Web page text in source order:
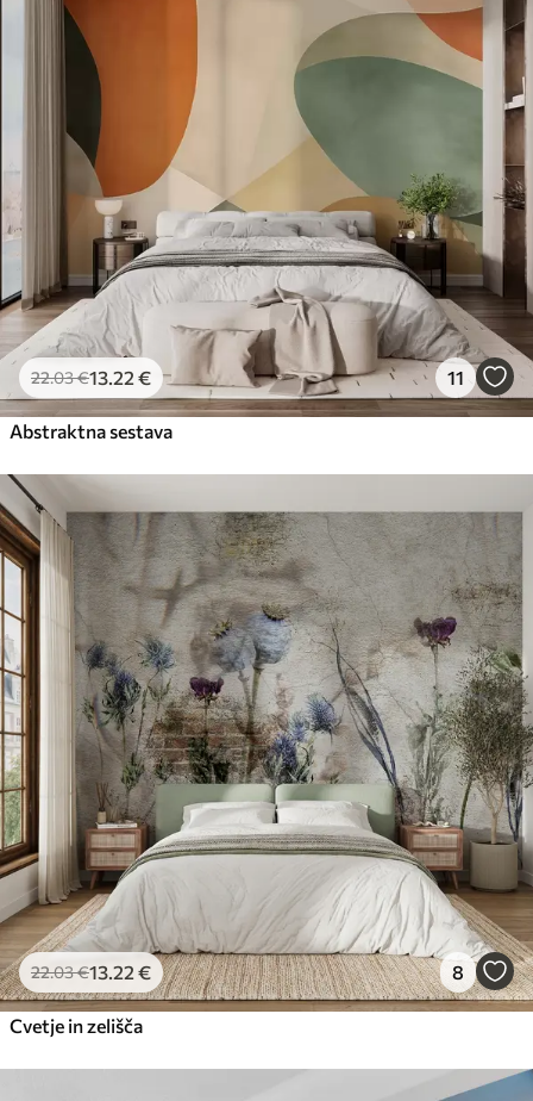
22.03€13 .22 € 11
Abstraktna sestava
22.03€13 .22 € 8
Cvetje in zelišča